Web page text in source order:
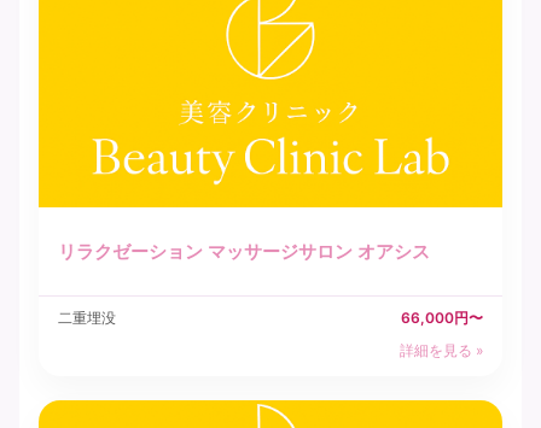
リラクゼーション マッサージサロン オアシス
二重埋没
66,000円〜
詳細を見る »